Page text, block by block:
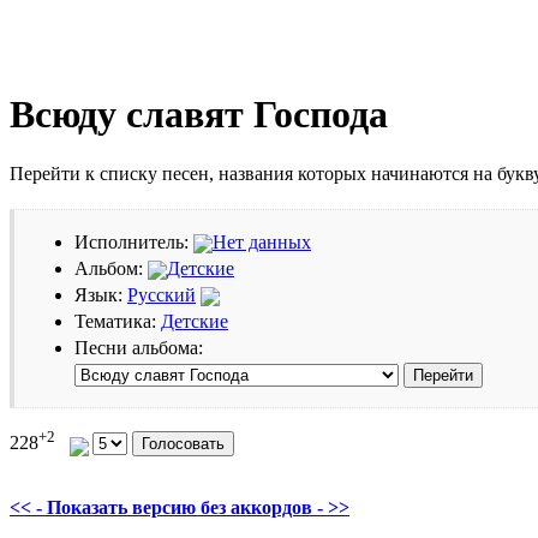
Всюду славят Господа
Перейти к списку песен, названия которых начинаются на
Исполнитель:
Нет данных
Альбом:
Детские
Язык: Русский
Тематика: Детские
Песни альбома:
228+2
<< - Показать версию без аккордов - >>